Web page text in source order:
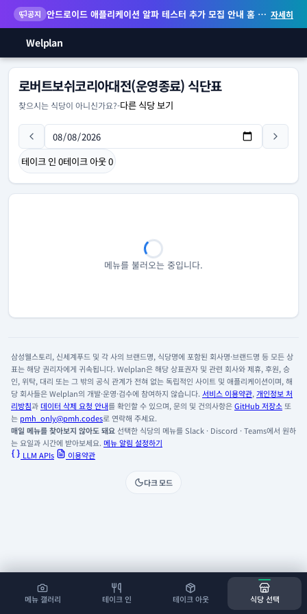
공지 안드로이드 애플리케이션 알파 테스터 추가 모집 안내 홈 화면 위젯 등 지원 자세히
Welplan
메뉴 갤러리 테이크 인 테이크 아웃 식당 선택
로버트보쉬코리아대전(운영종료) 식단표
찾으시는 식당이 아니신가요?-다른 식당 보기
테이크 인 0테이크 아웃0
메뉴를 불러오는 중입니다.
삼성웰스토리, 신세계푸드 및 각 사의 브랜드명, 식당명에 포함된 회사명·브랜드명 등 모든 상
표는 해당 권리자에게 귀속됩니다. Welplan은 해당 상표권자 및 관련 회사와 제휴, 후원, 승
인, 위탁, 대리 또는 그 밖의 공식 관계가 전혀 없는 독립적인 사이트 및 애플리케이션이며, 해
당 회사들은 Welplan의 개발·운영·검수에 참여하지 않습니다. 서비스 이용약관, 개인정보 처
리방침과데이터 삭제 요청 안내를 확인할 수 있으며, 문의 및 건의사항은GitHub 저장소 또
는 pmh_only@pmh.codes로 연락해 주세요.
매일 메뉴를 찾아보지 않아도 돼요선택한 식당의 메뉴를 Slack · Discord · Teams에서 원하
는 요일과 시간에 받아보세요. 메뉴 알림 설정하기
LLM APIs
이용약관
다크 모드